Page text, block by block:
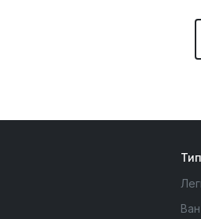
Тип